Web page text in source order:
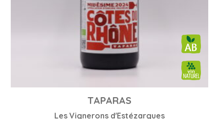
TAPARAS
Les Vignerons d'Estézargues